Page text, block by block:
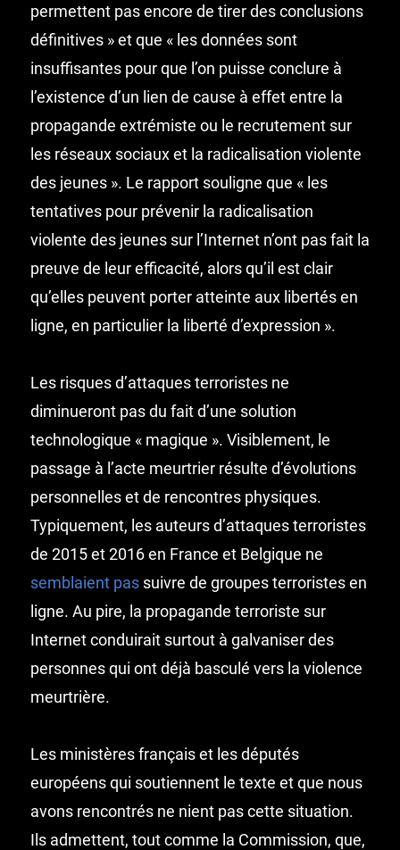
permettent pas encore de tirer des conclusions
définitives » et que « les données sont
insuffisantes pour que l’on puisse conclure à
l’existence d’un lien de cause à effet entre la
propagande extrémiste ou le recrutement sur
les réseaux sociaux et la radicalisation violente
des jeunes ». Le rapport souligne que « les
tentatives pour prévenir la radicalisation
violente des jeunes sur l’Internet n’ont pas fait la
preuve de leur efficacité, alors qu’il est clair
qu’elles peuvent porter atteinte aux libertés en
ligne, en particulier la liberté d’expression ».
Les risques d’attaques terroristes ne
diminueront pas du fait d’une solution
technologique « magique ». Visiblement, le
passage à l’acte meurtrier résulte d’évolutions
personnelles et de rencontres physiques.
Typiquement, les auteurs d’attaques terroristes
de 2015 et 2016 en France et Belgique ne
semblaient passuivre de groupes terroristes en
ligne. Au pire, la propagande terroriste sur
Internet conduirait surtout à galvaniser des
personnes qui ont déjà basculé vers la violence
meurtrière.
Les ministères français et les députés
européens qui soutiennent le texte et que nous
avons rencontrés ne nient pas cette situation.
Ils admettent, tout comme la Commission, que,